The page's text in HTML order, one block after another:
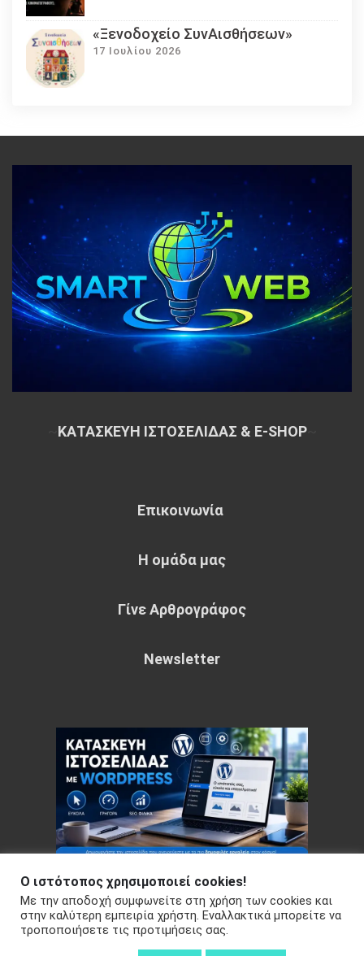
«Ξενοδοχείο ΣυνΑισθήσεων»
17 Ιουλίου 2026
ΚΑΤΑΣΚΕΥΗ ΙΣΤΟΣΕΛΙΔΑΣ & E-SHOP~
Επικοινωνία
Η ομάδα μας
Γίνε Αρθρογράφος
Newsletter
Copyright © 2026 Your e-articles - WordPress Theme : by
Sparkle Themes Πολιτική Απορρήτου
Ο ιστότοπος χρησιμοποιεί cookies!
Με την αποδοχή συμφωνείτε στη χρήση των cookies και
στην καλύτερη εμπειρία χρήστη. Εναλλακτικά μπορείτε να
τροποποιήσετε τις προτιμήσεις σας.